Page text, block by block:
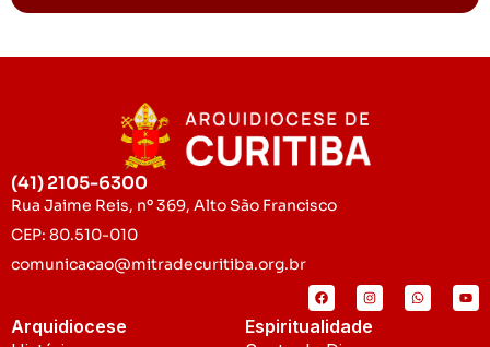
(41) 2105-6300
Rua Jaime Reis, nº 369, Alto São Francisco
CEP: 80.510-010
comunicacao@mitradecuritiba.org.br
Arquidiocese
Espiritualidade